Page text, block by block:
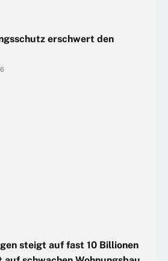
erschwert den
steigt auf fast 10 Billionen